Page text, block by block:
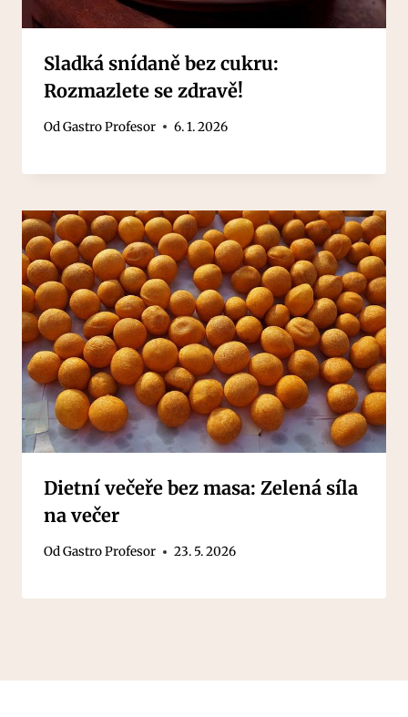
Sladká snídaně bez cukru:
Rozmazlete se zdravě!
OdGastro Profesor 6. 1. 2026
Dietní večeře bez masa: Zelená síla
na večer
OdGastro Profesor 23. 5. 2026